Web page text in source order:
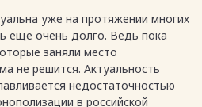
20
антимонопольного
Ростовской области 20
антимонопольной политики в
уже на протяжении многих
еще очень долго. Ведь пока
заняли место
не решится. Актуальность
недостаточностью
в российской